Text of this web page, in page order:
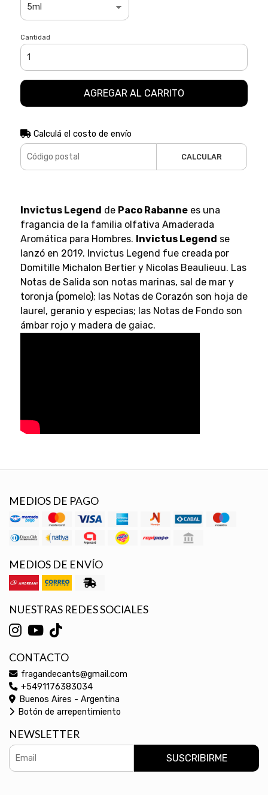
Cantidad
AGREGAR AL CARRITO
Calculá el costo de envío
CALCULAR
Invictus Legend de Paco Rabannees una
fragancia de la familia olfativa Amaderada
Aromática para Hombres. Invictus Legend se
lanzó en 2019. Invictus Legend fue creada por
Domitille Michalon Bertier y Nicolas Beaulieuu. Las
Notas de Salida son notas marinas, sal de mar y
toronja (pomelo); las Notas de Corazón son hoja de
laurel, geranio y especias; las Notas de Fondo son
ámbar rojo y madera de gaiac.
MEDIOS DE PAGO
MEDIOS DE ENVÍO
NUESTRAS REDES SOCIALES
CONTACTO
fragandecants@gmail.com
+5491176383034
Buenos Aires - Argentina
Botón de arrepentimiento
NEWSLETTER
SUSCRIBIRME